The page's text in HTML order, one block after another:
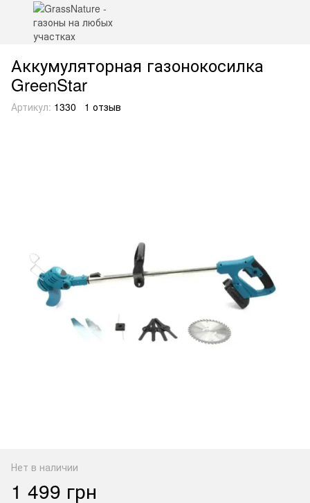
Аккумуляторная газонокосилка
GreenStar
Артикул: 1330 1 отзыв
Нет в наличии
1 499 грн